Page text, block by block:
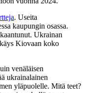
. Useita
kaupungin osassa.
Ukrainan
Kiovaan koko
venäläisen
ukrainalainen
yläpuolelle. Mitä teet?